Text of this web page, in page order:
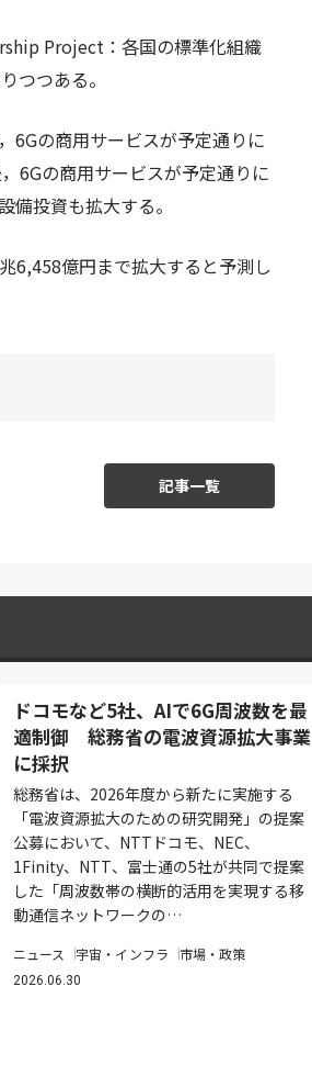
Project：各国の標準化組織
つつある。
6Gの商用サービスが予定通りに
6Gの商用サービスが予定通りに
投資も拡大する。
6,458億円まで拡大すると予測し
記事一覧
ドコモなど5社、AIで6G周波数を最
適制御 総務省の電波資源拡大事業
に採択
総務省は、2026年度から新たに実施する
「電波資源拡大のための研究開発」の提案
公募において、NTTドコモ、NEC、
1Finity、NTT、富士通の5社が共同で提案
した「周波数帯の横断的活用を実現する移
動通信ネットワークの…
ニュース 宇宙・インフラ 市場・政策
2026.06.30